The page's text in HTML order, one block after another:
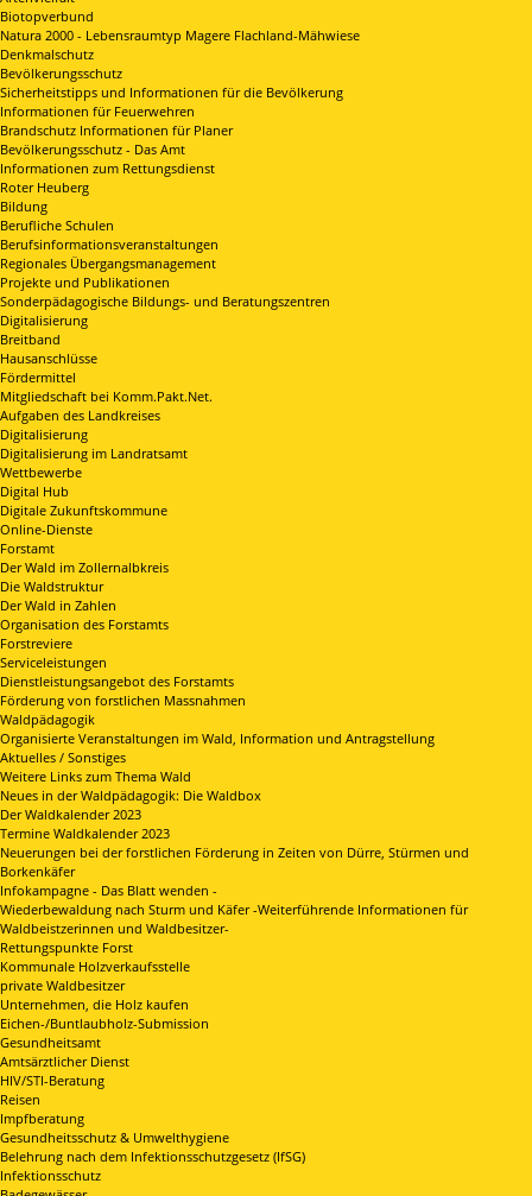
Biotopverbund
Natura 2000 - Lebensraumtyp Magere Flachland-Mähwiese
Denkmalschutz
Bevölkerungsschutz
Sicherheitstipps und Informationen für die Bevölkerung
Informationen für Feuerwehren
Brandschutz Informationen für Planer
Bevölkerungsschutz - Das Amt
Informationen zum Rettungsdienst
Roter Heuberg
Bildung
Berufliche Schulen
Berufsinformationsveranstaltungen
Regionales Übergangsmanagement
Projekte und Publikationen
Sonderpädagogische Bildungs- und Beratungszentren
Digitalisierung
Breitband
Hausanschlüsse
Fördermittel
Mitgliedschaft bei Komm.Pakt.Net.
Aufgaben des Landkreises
Digitalisierung
Digitalisierung im Landratsamt
Wettbewerbe
Digital Hub
Digitale Zukunftskommune
Online-Dienste
Forstamt
Der Wald im Zollernalbkreis
Die Waldstruktur
Der Wald in Zahlen
Organisation des Forstamts
Forstreviere
Serviceleistungen
Dienstleistungsangebot des Forstamts
Förderung von forstlichen Massnahmen
Waldpädagogik
Organisierte Veranstaltungen im Wald, Information und Antragstellung
Aktuelles / Sonstiges
Weitere Links zum Thema Wald
Neues in der Waldpädagogik: Die Waldbox
Der Waldkalender 2023
Termine Waldkalender 2023
Neuerungen bei der forstlichen Förderung in Zeiten von Dürre, Stürmen und
Borkenkäfer
Infokampagne - Das Blatt wenden -
Wiederbewaldung nach Sturm und Käfer -Weiterführende Informationen für
Waldbeistzerinnen und Waldbesitzer-
Rettungspunkte Forst
Kommunale Holzverkaufsstelle
private Waldbesitzer
Unternehmen, die Holz kaufen
Eichen-/Buntlaubholz-Submission
Gesundheitsamt
Amtsärztlicher Dienst
HIV/STI-Beratung
Reisen
Impfberatung
Gesundheitsschutz & Umwelthygiene
Belehrung nach dem Infektionsschutzgesetz (IfSG)
Infektionsschutz